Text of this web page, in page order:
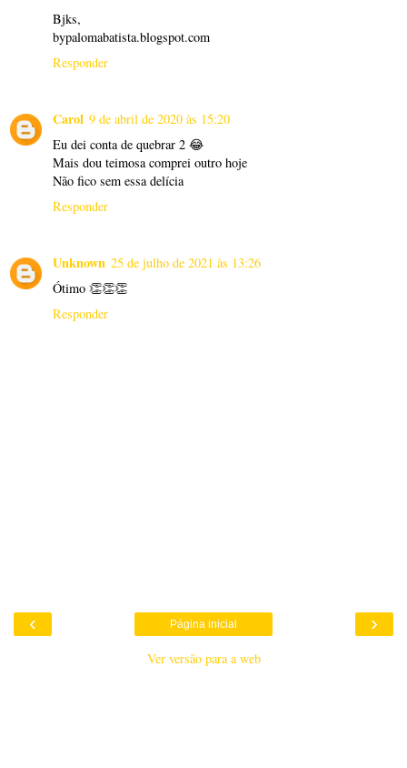
Bjks,
bypalomabatista.blogspot.com
Responder
Carol 9 de abril de 2020 às 15:20
Eu dei conta de quebrar 2 😂
Mais dou teimosa comprei outro hoje
Não fico sem essa delícia
Responder
Unknown 25 de julho de 2021 às 13:26
Ótimo 👏👏👏
Responder
‹ ›
Página inicial
Ver versão para a web